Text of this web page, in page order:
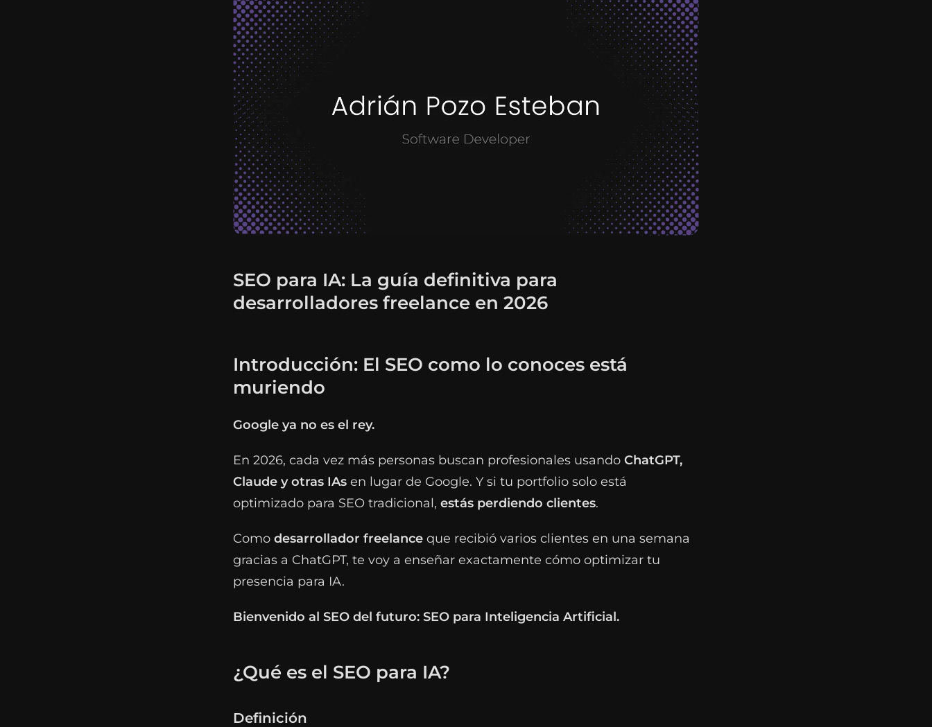
SEO para IA: La guía definitiva para
desarrolladores freelance en 2026
Introducción: El SEO como lo conoces está
muriendo
Google ya no es el rey.
En 2026, cada vez más personas buscan profesionales usando ChatGPT,
Claude y otras IAs en lugar de Google. Y si tu portfolio solo está
optimizado para SEO tradicional, estás perdiendo clientes.
Como desarrollador freelance que recibió varios clientes en una semana
gracias a ChatGPT, te voy a enseñar exactamente cómo optimizar tu
presencia para IA.
Bienvenido al SEO del futuro: SEO para Inteligencia Artificial.
¿Qué es el SEO para IA?
Definición